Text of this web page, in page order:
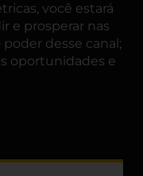
você estará
e prosperar nas
desse canal;
oportunidades e